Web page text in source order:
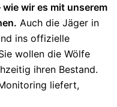
wir es mit unserem
Auch die Jäger in
ins offizielle
wollen die Wölfe
ihren Bestand.
liefert,